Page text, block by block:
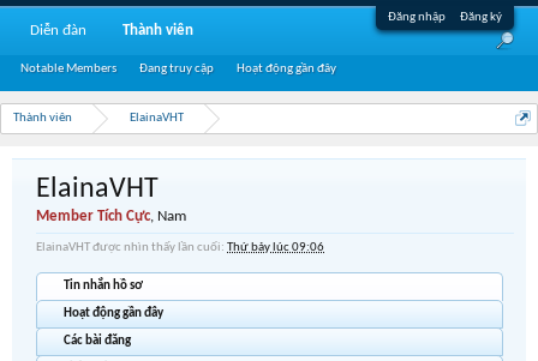
Đăng nhập Đăng ký
Thành viên ElainaVHT
ElainaVHT
Member Tích Cực, Nam
ElainaVHT được nhìn thấy lần cuối: Thứ bảy lúc 09:06
Tin nhắn hồ sơ
Hoạt động gần đây
Các bài đăng
Diễn đàn Thành viên
Notable Members Đang truy cập Hoạt động gần đây